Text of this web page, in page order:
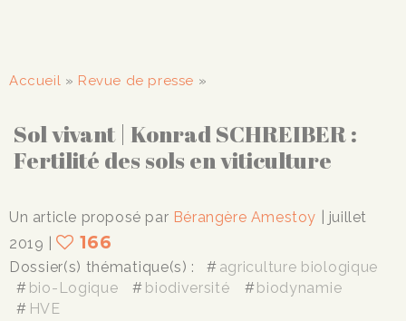
Accueil » Revue de presse »
Sol vivant | Konrad SCHREIBER :
Fertilité des sols en viticulture
Un article proposé par Bérangère Amestoy
| juillet
2019
| 166
Dossier(s) thématique(s) :
agriculture biologique
bio-Logique
biodiversité
biodynamie
HVE